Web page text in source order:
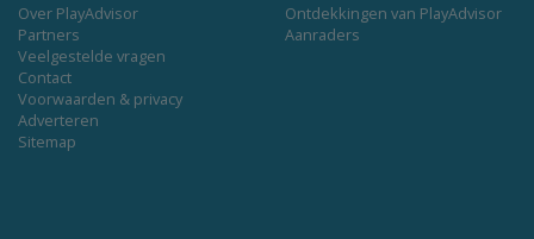
Over PlayAdvisor
Partners
Veelgestelde vragen
Contact
Voorwaarden & privacy
Adverteren
Sitemap
Ontdekkingen van PlayAdvisor
Aanraders